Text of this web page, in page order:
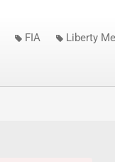
FIA Liberty